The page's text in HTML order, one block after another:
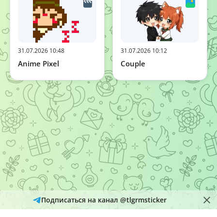
31.07.2026 10:48
Anime Pixel
31.07.2026 10:12
Couple
Подписаться на канал @tlgrmsticker